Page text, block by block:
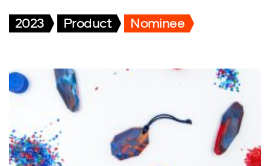
2023 Product Nominee